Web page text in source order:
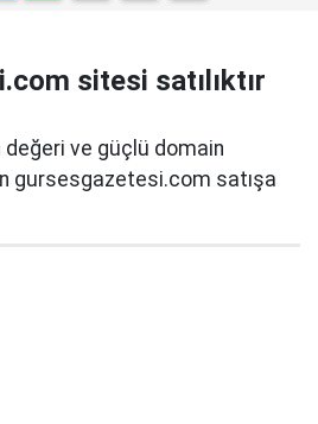
sitesi satılıktır
değeri ve güçlü domain
gursesgazetesi.com satışa